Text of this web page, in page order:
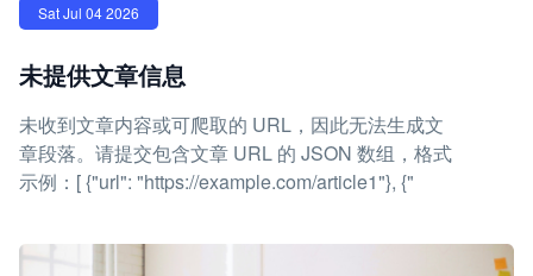
Sat Jul 04 2026
未提供文章信息
未收到文章内容或可爬取的 URL，因此无法生成文
章段落。请提交包含文章 URL 的 JSON 数组，格式
示例：[ {"url": "https://example.com/article1"}, {"